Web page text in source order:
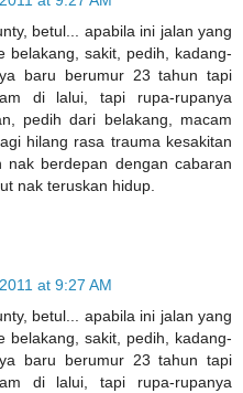
betul... apabila ini jalan yang
belakang, sakit, pedih, kadang-
baru berumur 23 tahun tapi
di lalui, tapi rupa-rupanya
pedih dari belakang, macam
hilang rasa trauma kesakitan
berdepan dengan cabaran
nak teruskan hidup.
at 9:27 AM
betul... apabila ini jalan yang
belakang, sakit, pedih, kadang-
baru berumur 23 tahun tapi
di lalui, tapi rupa-rupanya